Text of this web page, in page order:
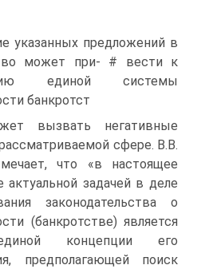
указанных предложений в
может при- # вести к
единой системы
банкротст
вызвать негативные
сфере. В.В.
что «в настоящее
актуальной задачей в деле
законодательства о
(банкротстве) является
концепции его
предполагающей поиск